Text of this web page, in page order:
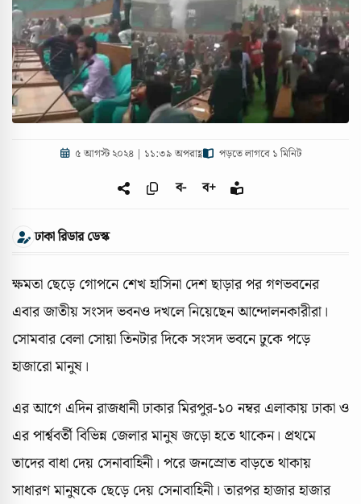
৫ আগস্ট ২০২৪ | ১১:৩৯ অপরাহ্ণ পড়তে লাগবে ১ মিনিট
ব- ব+
ঢাকা রিডার ডেস্ক
ক্ষমতা ছেড়ে গোপনে শেখ হাসিনা দেশ ছাড়ার পর গণভবনের
এবার জাতীয় সংসদ ভবনও দখলে নিয়েছেন আন্দোলনকারীরা।
সোমবার বেলা সোয়া তিনটার দিকে সংসদ ভবনে ঢুকে পড়ে
হাজারো মানুষ।
এর আগে এদিন রাজধানী ঢাকার মিরপুর-১০ নম্বর এলাকায় ঢাকা ও
এর পার্শ্ববর্তী বিভিন্ন জেলার মানুষ জড়ো হতে থাকেন। প্রথমে
তাদের বাধা দেয় সেনাবাহিনী। পরে জনস্রোত বাড়তে থাকায়
সাধারণ মানুষকে ছেড়ে দেয় সেনাবাহিনী। তারপর হাজার হাজার